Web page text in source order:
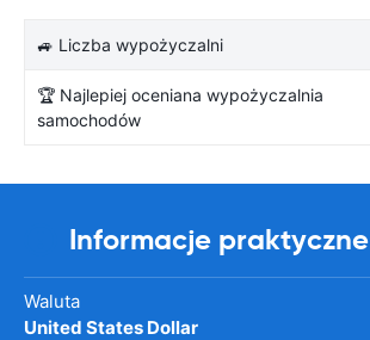
🚙 Liczba wypożyczalni
🏆 Najlepiej oceniana wypożyczalnia
samochodów
Informacje praktyczne
Waluta
United States Dollar